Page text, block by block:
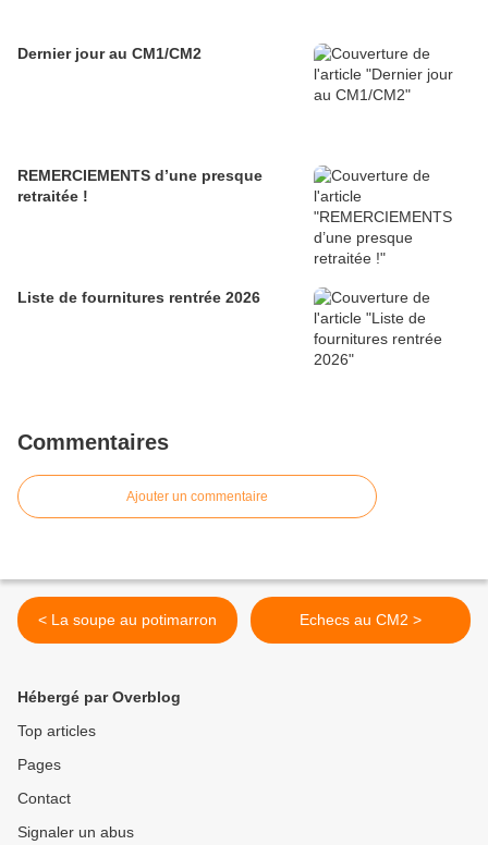
Dernier jour au CM1/CM2
REMERCIEMENTS d’une presque
retraitée !
Liste de fournitures rentrée 2026
Commentaires
Ajouter un commentaire
< La soupe au potimarron Echecs au CM2 >
Hébergé par Overblog
Top articles
Pages
Contact
Signaler un abus